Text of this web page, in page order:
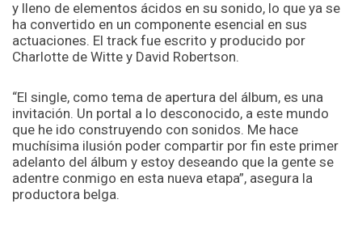
y lleno de elementos ácidos en su sonido, lo que ya se
ha convertido en un componente esencial en sus
actuaciones. El track fue escrito y producido por
Charlotte de Witte y David Robertson.
“El single, como tema de apertura del álbum, es una
invitación. Un portal a lo desconocido, a este mundo
que he ido construyendo con sonidos. Me hace
muchísima ilusión poder compartir por fin este primer
adelanto del álbum y estoy deseando que la gente se
adentre conmigo en esta nueva etapa”, asegura la
productora belga.